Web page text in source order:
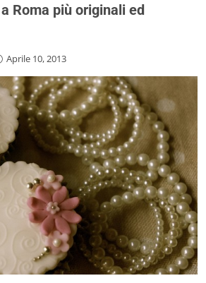
Roma più originali ed
Aprile 10, 2013